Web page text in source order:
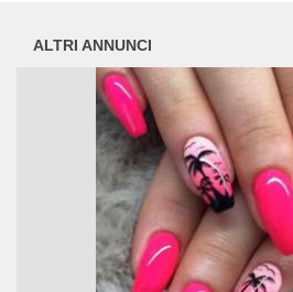
ALTRI ANNUNCI